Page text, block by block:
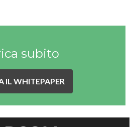
subito
IL WHITEPAPER